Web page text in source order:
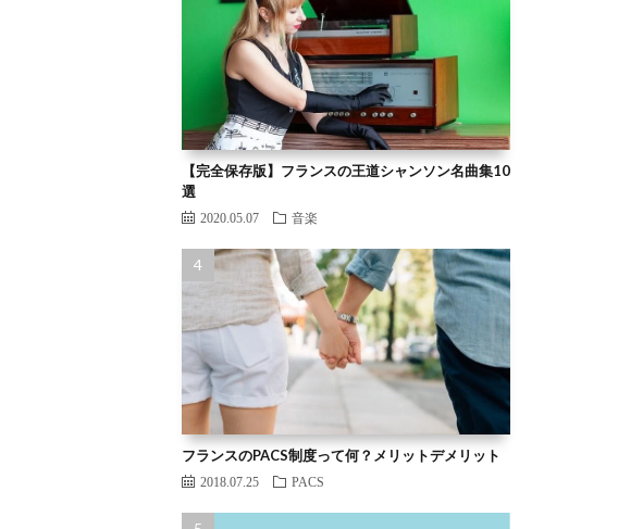
【完全保存版】フランスの王道シャンソン名曲集10
選
2020.05.07 音楽
フランスのPACS制度って何？メリットデメリット
2018.07.25 PACS